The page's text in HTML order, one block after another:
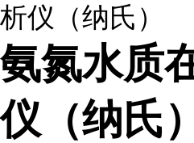
析仪（纳氏）
氨氮水质
仪（纳氏）